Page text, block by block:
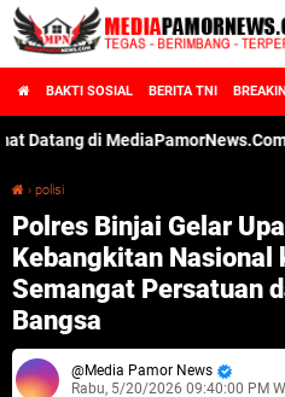
BAKTI SOSIAL BERITA TNI
di MediaPamorNews.Com ➤
› polisi
Polres Binjai Gelar
Kebangkitan Nasional
Semangat Persatuan
Bangsa
Media Pamor News
Rabu, 5/20/2026 09:40:00 PM